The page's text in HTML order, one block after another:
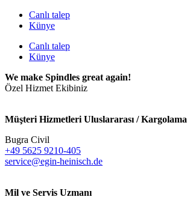
Canlı talep
Künye
Canlı talep
Künye
We make Spindles great again!
Özel Hizmet Ekibiniz
Müşteri Hizmetleri Uluslararası / Kargolama
Bugra Civil
+49 5625 9210-405
service@egin-heinisch.de
Mil ve Servis Uzmanı